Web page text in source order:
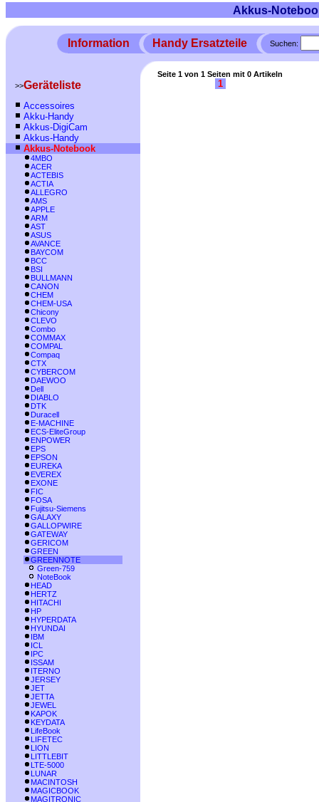
Akkus-
Information Handy Ersatzteile Suchen:
>>Geräteliste
Accessoires
Akku-Handy
Akkus-DigiCam
Akkus-Handy
Akkus-Notebook
4MBO
ACER
ACTEBIS
ACTIA
ALLEGRO
AMS
APPLE
ARM
AST
ASUS
AVANCE
BAYCOM
BCC
BSI
BULLMANN
CANON
CHEM
CHEM-USA
Chicony
CLEVO
Combo
COMMAX
COMPAL
Compaq
CTX
CYBERCOM
DAEWOO
Dell
DIABLO
DTK
Duracell
E-MACHINE
ECS-EliteGroup
ENPOWER
EPS
EPSON
EUREKA
EVEREX
EXONE
FIC
FOSA
Fujitsu-Siemens
GALAXY
GALLOPWIRE
GATEWAY
GERICOM
GREEN
GREENNOTE
Green-759
NoteBook
HEAD
HERTZ
HITACHI
HP
HYPERDATA
HYUNDAI
IBM
ICL
IPC
ISSAM
ITERNO
JERSEY
JET
JETTA
JEWEL
KAPOK
KEYDATA
LifeBook
LIFETEC
LION
LITTLEBIT
LTE-5000
LUNAR
MACINTOSH
MAGICBOOK
MAGITRONIC
Seite 1 von 1 Seiten mit 0 Artikeln
1